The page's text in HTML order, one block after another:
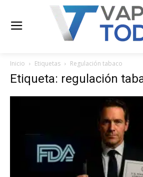
Inicio Etiquetas Regulación tabaco
Etiqueta: regulación